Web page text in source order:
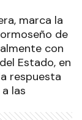
marca la
de
con
Estado, en
respuesta
las